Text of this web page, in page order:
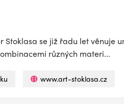
se již řadu let věnuje
různých materi...
www.art-stoklasa.cz